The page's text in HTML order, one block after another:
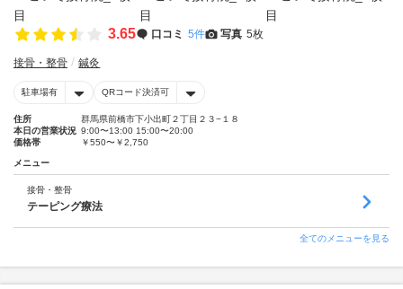
3.65 口コミ 5件 写真 5枚
接骨・整骨 鍼灸
駐車場有 QRコード決済可
住所
群馬県前橋市下小出町２丁目２３−１８
本日の営業状況 9:00〜13:00 15:00〜20:00
価格帯
￥550〜￥2,750
メニュー
接骨・整骨
テーピング療法
全てのメニューを見る